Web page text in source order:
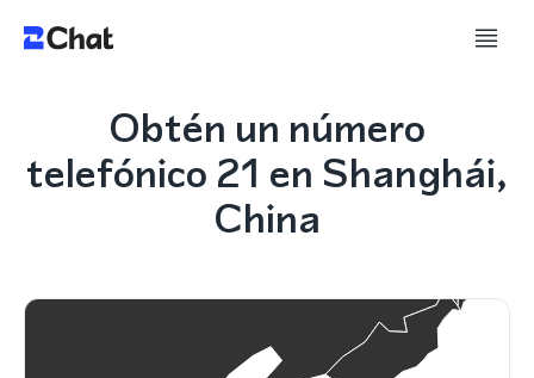
Obtén un número
telefónico 21 en Shanghái,
China